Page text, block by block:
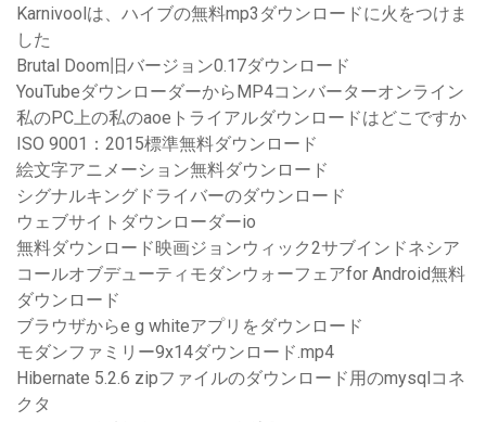
Karnivoolは、ハイブの無料mp3ダウンロードに火をつけま
した
Brutal Doom旧バージョン0.17ダウンロード
YouTubeダウンローダーからMP4コンバーターオンライン
私のPC上の私のaoeトライアルダウンロードはどこですか
ISO 9001：2015標準無料ダウンロード
絵文字アニメーション無料ダウンロード
シグナルキングドライバーのダウンロード
ウェブサイトダウンローダーio
無料ダウンロード映画ジョンウィック2サブインドネシア
コールオブデューティモダンウォーフェアfor Android無料
ダウンロード
ブラウザからe g whiteアプリをダウンロード
モダンファミリー9x14ダウンロード.mp4
Hibernate 5.2.6 zipファイルのダウンロード用のmysqlコネ
クタ